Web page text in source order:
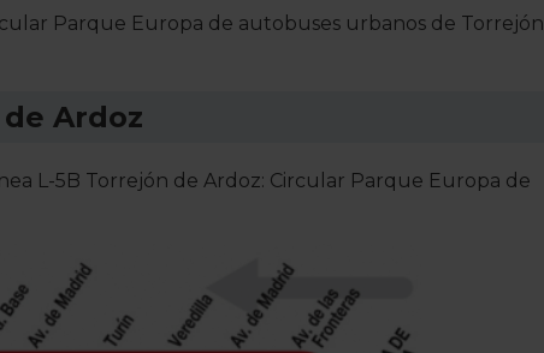
Parque Europa de autobuses urbanos de Torrejón
Ardoz
L-5B Torrejón de Ardoz: Circular Parque Europa de